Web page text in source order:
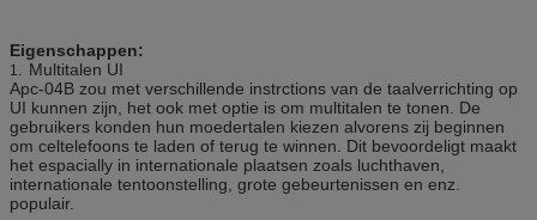
inbegrepen is, te vragen gelieve ons.
Het werk
Voltage
100-240V, 50/60Hz
Werkende
Temperatuur
0 ~ 50 ℃
Eigenschappen:
1. Multitalen UI
Apc-04B zou met verschillende instrctions van de taalverrichting op
UI kunnen zijn, het ook met optie is om multitalen te tonen. De
gebruikers konden hun moedertalen kiezen alvorens zij beginnen
om celtelefoons te laden of terug te winnen. Dit bevoordeligt maakt
het espacially in internationale plaatsen zoals luchthaven,
internationale tentoonstelling, grote gebeurtenissen en enz.
populair.